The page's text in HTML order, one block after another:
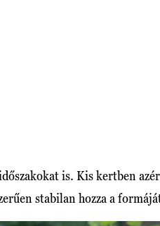
is. Kis kertben
stabilan hozza a